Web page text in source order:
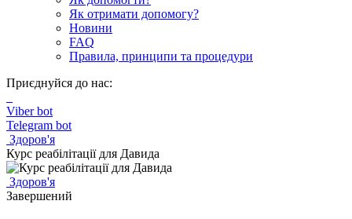
Як отримати допомогу?
Новини
FAQ
Правила, принципи та процедури
Приєднуйся до нас:
Viber bot
Telegram bot
Здоров'я
Курс реабілітації для Давида
Здоров'я
Завершений